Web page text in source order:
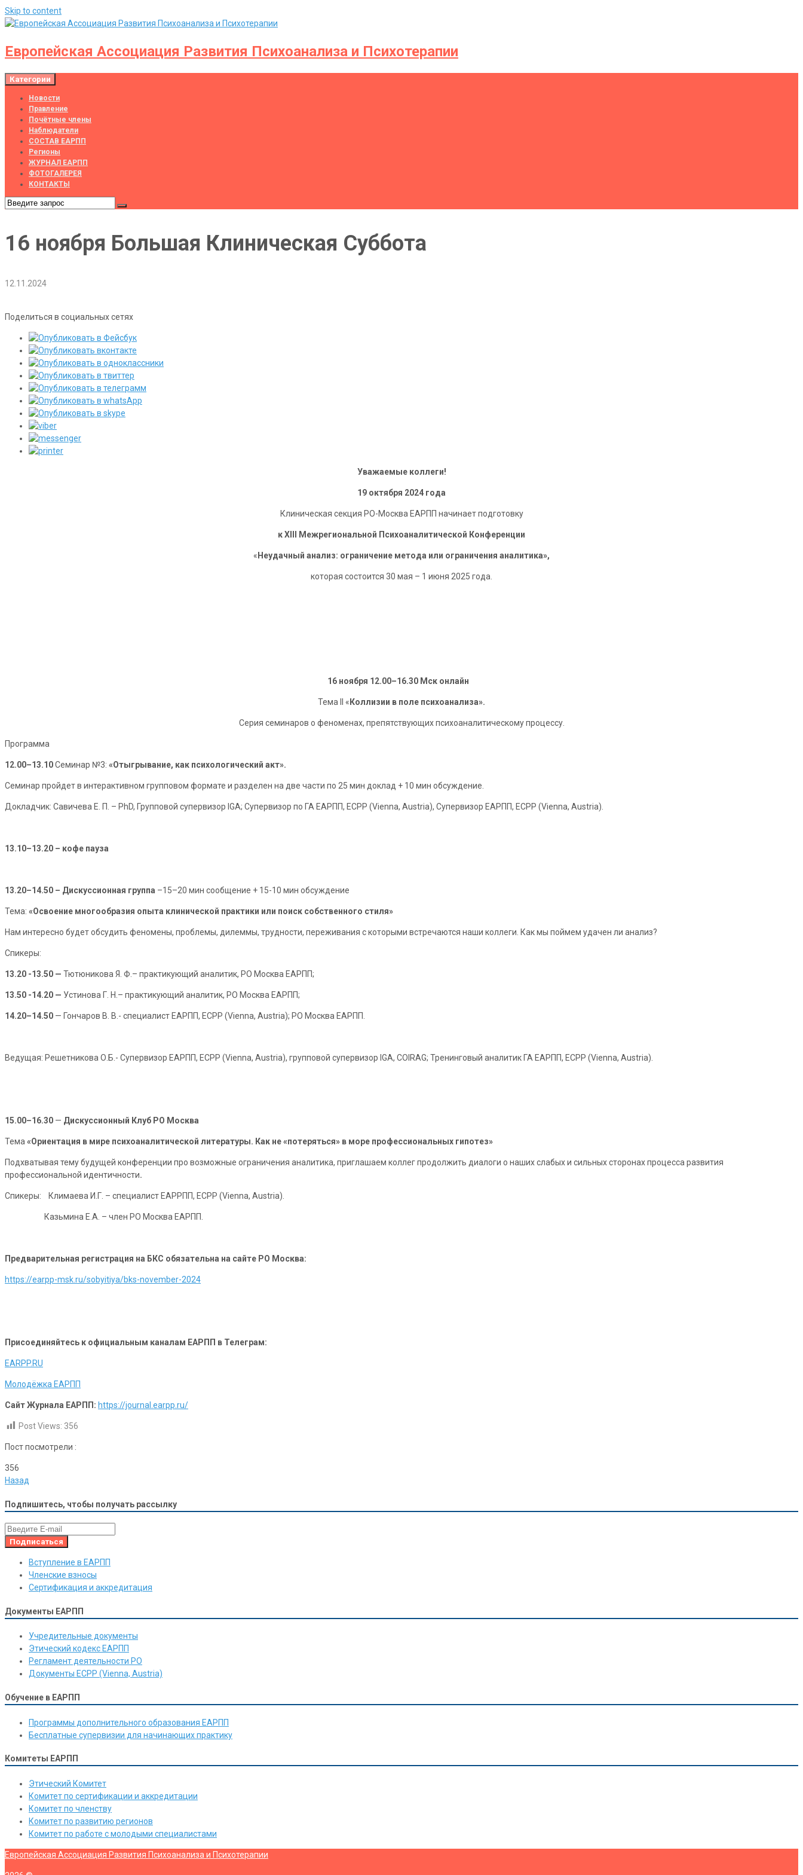
Skip to content
Европейская Ассоциация Развития Психоанализа и Психотерапии
Категории
Новости
Правление
Почётные члены
Наблюдатели
СОСТАВ ЕАРПП
Регионы
ЖУРНАЛ ЕАРПП
ФОТОГАЛЕРЕЯ
КОНТАКТЫ
16 ноября Большая Клиническая Суббота
12.11.2024
Поделиться в социальных сетях
Уважаемые коллеги!
19 октября 2024 года
Клиническая секция РО-Москва ЕАРПП начинает подготовку
к XIII Межрегиональной Психоаналитической Конференции
« Неудачный анализ: ограничение метода или ограничения аналитика»,
которая состоится 30 мая – 1 июня 2025 года.
16 ноября 12.00–16.30 Мск онлайн
Тема II « Коллизии в поле психоанализа».
Серия семинаров о феноменах, препятствующих психоаналитическому процессу.
Программа
12.00–13.10Семинар №3: «Отыгрывание, как психологический акт».
Семинар пройдет в интерактивном групповом формате и разделен на две части по 25 мин доклад + 10 мин обсуждение.
Докладчик: Савичева Е. П. – PhD, Групповой супервизор IGA; Супервизор по ГА ЕАРПП, ECPP (Vienna, Austria), Супервизор ЕАРПП, ECPP (Vienna, Austria).
13.10–13.20 – кофе пауза
13.20–14.50 – Дискуссионная группа –15–20 мин сообщение + 15-10 мин обсуждение
Тема: «Освоение многообразия опыта клинической практики или поиск собственного стиля»
Нам интересно будет обсудить феномены, проблемы, дилеммы, трудности, переживания с которыми встречаются наши коллеги. Как мы поймем удачен ли анализ?
Спикеры:
13.20 -13.50 — Тютюникова Я. Ф.– практикующий аналитик, РО Москва ЕАРПП;
13.50 -14.20 — Устинова Г. Н.– практикующий аналитик, РО Москва ЕАРПП;
14.20–14.50 — Гончаров В. В.- специалист ЕАРПП, ECPP (Vienna, Austria); РО Москва ЕАРПП.
Ведущая: Решетникова О.Б.- Супервизор ЕАРПП, ECPP (Vienna, Austria), групповой супервизор IGA, COIRAG; Тренинговый аналитик ГА ЕАРПП, ECPP (Vienna, Austria).
15.00–16.30 — Дискуссионный Клуб РО Москва
Тема «Ориентация в мире психоаналитической литературы. Как не «потеряться» в море профессиональных гипотез»
Подхватывая тему будущей конференции про возможные ограничения аналитика, приглашаем коллег продолжить диалоги о наших слабых и сильных сторонах процесса развития
профессиональной идентичности.
Спикеры: Климаева И.Г. – специалист ЕАРРПП, ECPP (Vienna, Austria).
Казьмина Е.А. – член РО Москва ЕАРПП.
Предварительная регистрация на БКС обязательна на сайте РО Москва:
https://earpp-msk.ru/sobyitiya/bks-november-2024
Присоединяйтесь к официальным каналам ЕАРПП в Телеграм:
EARPP.RU
Молодёжка ЕАРПП
Сайт Журнала ЕАРПП: https://journal.earpp.ru/
Post Views: 356
Пост посмотрели :
356
Назад
Подпишитесь, чтобы получать рассылку
Вступление в ЕАРПП
Членские взносы
Сертификация и аккредитация
Документы ЕАРПП
Учредительные документы
Этический кодекс ЕАРПП
Регламент деятельности РО
Документы ЕСРР (Vienna, Austria)
Обучение в ЕАРПП
Программы дополнительного образования ЕАРПП
Бесплатные супервизии для начинающих практику
Комитеты ЕАРПП
Этический Комитет
Комитет по сертификации и аккредитации
Комитет по членству
Комитет по развитию регионов
Комитет по работе с молодыми специалистами
Европейская Ассоциация Развития Психоанализа и Психотерапии